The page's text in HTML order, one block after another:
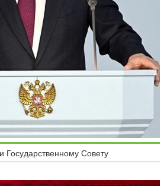
Государственному Совету